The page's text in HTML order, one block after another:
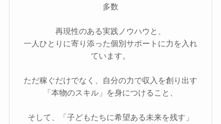
多数
再現性のある実践ノウハウと、
一人ひとりに寄り添った個別サポートに力を入れ
ています。
ただ稼ぐだけでなく、自分の力で収入を創り出す
「本物のスキル」を身につけること、
そして、「子どもたちに希望ある未来を残す」